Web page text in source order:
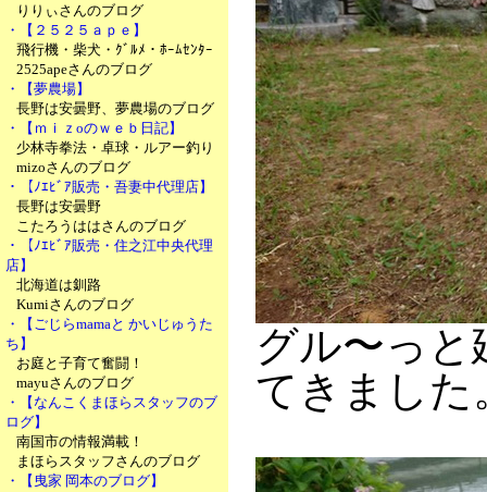
りりぃさんのブログ
・【２５２５ａｐｅ】
飛行機・柴犬・ｸﾞﾙﾒ・ﾎｰﾑｾﾝﾀｰ
2525apeさんのブログ
・【夢農場】
長野は安曇野、夢農場のブログ
・【ｍｉｚoのｗｅｂ日記】
少林寺拳法・卓球・ルアー釣り
mizoさんのブログ
・【ﾉｴﾋﾞｱ販売・吾妻中代理店】
長野は安曇野
こたろうははさんのブログ
・【ﾉｴﾋﾞｱ販売・住之江中央代理
店】
北海道は釧路
Kumiさんのブログ
・【ごじらmamaと かいじゅうた
ち】
お庭と子育て奮闘！
mayuさんのブログ
・【なんこくまほらスタッフのブ
ログ】
南国市の情報満載！
まほらスタッフさんのブログ
・【曳家 岡本のブログ】
グル〜っ
てきました